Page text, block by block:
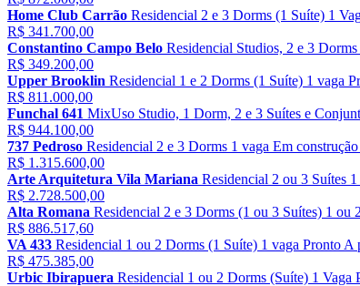
Home Club Carrão Residencial 2 e 3 Dorms (1 Suíte) 1
R$ 341.700,00
Constantino Campo Belo Residencial Studios, 2 e 3
R$ 349.200,00
Upper Brooklin Residencial 1 e 2 Dorms (1 Suíte) 1 vaga
R$ 811.000,00
Funchal 641 MixUso Studio, 1 Dorm, 2 e 3 Suítes e
R$ 944.100,00
737 Pedroso Residencial 2 e 3 Dorms 1 vaga Em construção
R$ 1.315.600,00
Arte Arquitetura Vila Mariana Residencial 2 ou 3 Suítes
R$ 2.728.500,00
Alta Romana Residencial 2 e 3 Dorms (1 ou 3 Suítes) 1 ou
R$ 886.517,60
VA 433 Residencial 1 ou 2 Dorms (1 Suíte) 1 vaga Pronto A
R$ 475.385,00
Urbic Ibirapuera Residencial 1 ou 2 Dorms (Suíte) 1 Vaga